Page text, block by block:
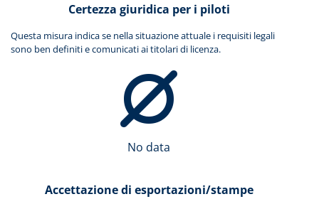
Certezza giuridica per i piloti
Questa misura indica se nella situazione attuale i requisiti legali
sono ben definiti e comunicati ai titolari di licenza.
No data
Accettazione di esportazioni/stampe